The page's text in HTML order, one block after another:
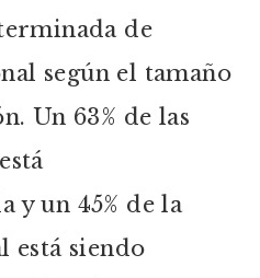
de
según el tamaño
Un 63% de las
y un 45% de la
está siendo